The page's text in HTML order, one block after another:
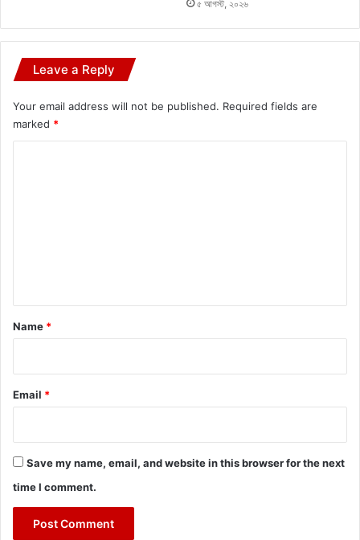
৫ আগস্ট, ২০২৬
Leave a Reply
Your email address will not be published. Required fields are
marked *
*
Name *
Email *
Save my name, email, and website in this browser for the next
time I comment.